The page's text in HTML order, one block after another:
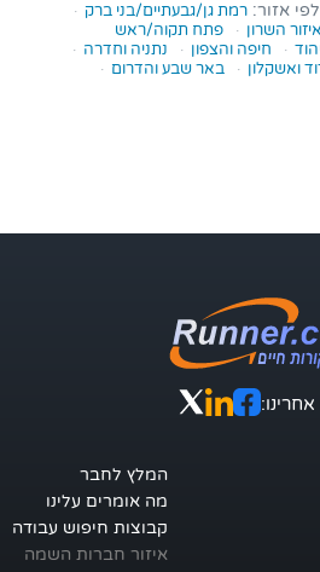
אזור: רמת גן/גבעתיים/בני ברק ·
איזור השרון ·
פתח תקוה/ראש
· חיפה והצפון · נתניה וחדרה ·
ואשקלון · באר שבע והדרום ·
המלץ לחבר
מה אומרים עלינו
קבוצות חיפוש עבודה
איזור חברות השמה